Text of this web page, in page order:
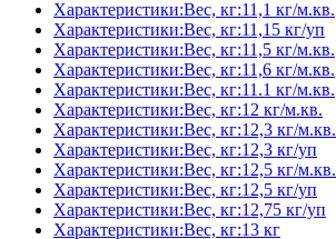
Характеристики:Вес, кг:11,1 кг/м.кв.
Характеристики:Вес, кг:11,15 кг/уп
Характеристики:Вес, кг:11,5 кг/м.кв.
Характеристики:Вес, кг:11,6 кг/м.кв.
Характеристики:Вес, кг:11.1 кг/м.кв.
Характеристики:Вес, кг:12 кг/м.кв.
Характеристики:Вес, кг:12,3 кг/м.кв.
Характеристики:Вес, кг:12,3 кг/уп
Характеристики:Вес, кг:12,5 кг/м.кв.
Характеристики:Вес, кг:12,5 кг/уп
Характеристики:Вес, кг:12,75 кг/уп
Характеристики:Вес, кг:13 кг